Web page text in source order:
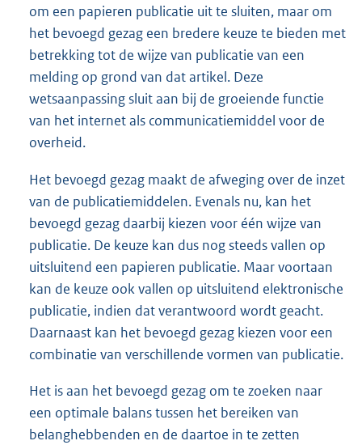
om een papieren publicatie uit te sluiten, maar om
het bevoegd gezag een bredere keuze te bieden met
betrekking tot de wijze van publicatie van een
melding op grond van dat artikel. Deze
wetsaanpassing sluit aan bij de groeiende functie
van het internet als communicatiemiddel voor de
overheid.
Het bevoegd gezag maakt de afweging over de inzet
van de publicatiemiddelen. Evenals nu, kan het
bevoegd gezag daarbij kiezen voor één wijze van
publicatie. De keuze kan dus nog steeds vallen op
uitsluitend een papieren publicatie. Maar voortaan
kan de keuze ook vallen op uitsluitend elektronische
publicatie, indien dat verantwoord wordt geacht.
Daarnaast kan het bevoegd gezag kiezen voor een
combinatie van verschillende vormen van publicatie.
Het is aan het bevoegd gezag om te zoeken naar
een optimale balans tussen het bereiken van
belanghebbenden en de daartoe in te zetten